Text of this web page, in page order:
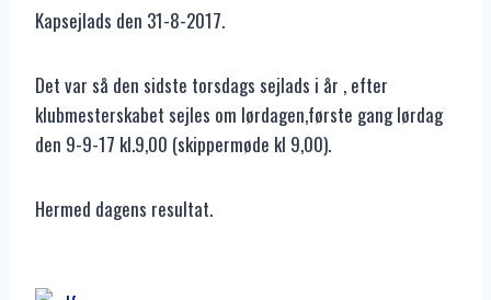
Kapsejlads den 31-8-2017.
Det var så den sidste torsdags sejlads i år , efter
klubmesterskabet sejles om lørdagen,første gang lørdag
den 9-9-17 kl.9,00 (skippermøde kl 9,00).
Hermed dagens resultat.